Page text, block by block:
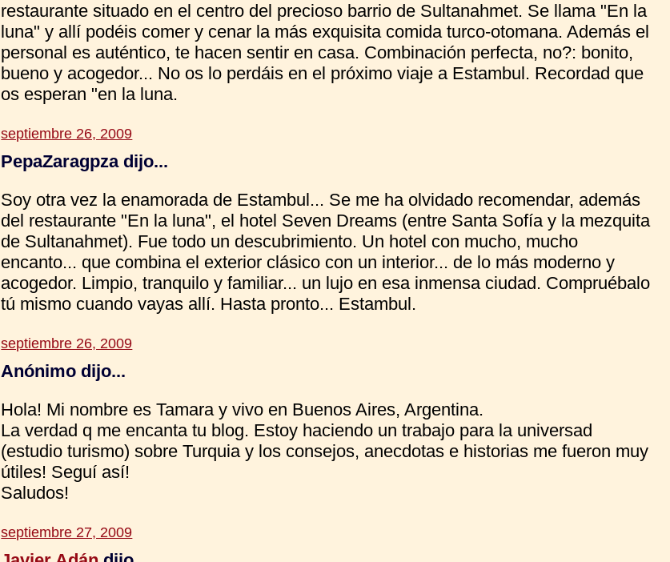
restaurante situado en el centro del precioso barrio de Sultanahmet. Se llama "En la
luna" y allí podéis comer y cenar la más exquisita comida turco-otomana. Además el
personal es auténtico, te hacen sentir en casa. Combinación perfecta, no?: bonito,
bueno y acogedor... No os lo perdáis en el próximo viaje a Estambul. Recordad que
os esperan "en la luna.
septiembre 26, 2009
PepaZaragpza dijo...
Soy otra vez la enamorada de Estambul... Se me ha olvidado recomendar, además
del restaurante "En la luna", el hotel Seven Dreams (entre Santa Sofía y la mezquita
de Sultanahmet). Fue todo un descubrimiento. Un hotel con mucho, mucho
encanto... que combina el exterior clásico con un interior... de lo más moderno y
acogedor. Limpio, tranquilo y familiar... un lujo en esa inmensa ciudad. Compruébalo
tú mismo cuando vayas allí. Hasta pronto... Estambul.
septiembre 26, 2009
Anónimo dijo...
Hola! Mi nombre es Tamara y vivo en Buenos Aires, Argentina.
La verdad q me encanta tu blog. Estoy haciendo un trabajo para la universad
(estudio turismo) sobre Turquia y los consejos, anecdotas e historias me fueron muy
útiles! Seguí así!
Saludos!
septiembre 27, 2009